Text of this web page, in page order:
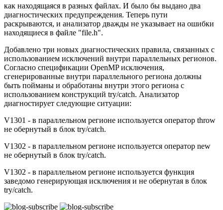
как находящаяся в разных файлах. И было бы выдано два
диагностических предупреждения. Теперь пути
раскрываются, и анализатор дважды не указывает на ошибки
находящиеся в файле "file.h".
Добавлено три новых диагностических правила, связанных с
использованием исключений внутри параллельных регионов.
Согласно спецификации OpenMP исключения,
сгенерированные внутри параллельного региона должны
быть пойманы и обработаны внутри этого региона с
использованием конструкций try/catch. Анализатор
диагностирует следующие ситуации:
V1301 - в параллельном регионе используется оператор throw
не обернутый в блок try/catch.
V1302 - в параллельном регионе используется оператор new
не обернутый в блок try/catch.
V1302 - в параллельном регионе используется функция
заведомо генерирующая исключения и не обернутая в блок
try/catch.